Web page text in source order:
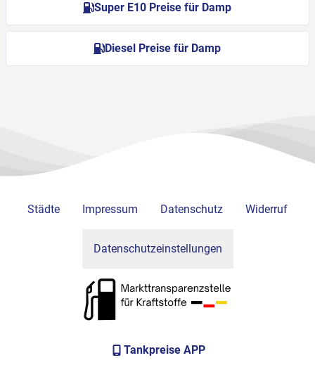
Super E10 Preise für Damp
Diesel Preise für Damp
Städte Impressum Datenschutz Widerruf
Datenschutzeinstellungen
Tankpreise APP